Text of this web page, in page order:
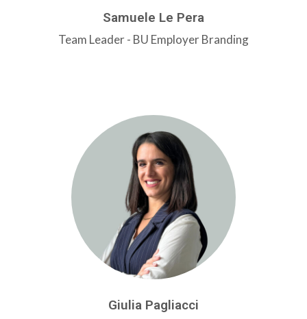
Samuele Le Pera
Team Leader - BU Employer Branding
Giulia Pagliacci